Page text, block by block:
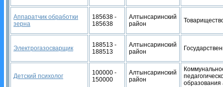
Аппаратчик обработки
зерна
185638 -
185638
Алтынсаринский
район
Электрогазосварщик
188513 -
188513
Алтынсаринский
район
Детский психолог
100000 -
150000
Алтынсаринский
район
образования